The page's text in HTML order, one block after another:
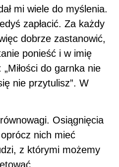
mi wiele do myślenia.
zapłacić. Za każdy
dobrze zastanowić,
ponieść i w imię
do garnka nie
nie przytulisz”. W
Osiągnięcia
nich mieć
z którymi możemy